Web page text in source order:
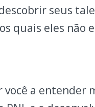
seus
quais eles não
você a entender